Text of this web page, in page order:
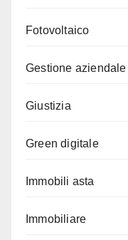
Fotovoltaico
Gestione aziendale
Giustizia
Green digitale
Immobili asta
Immobiliare